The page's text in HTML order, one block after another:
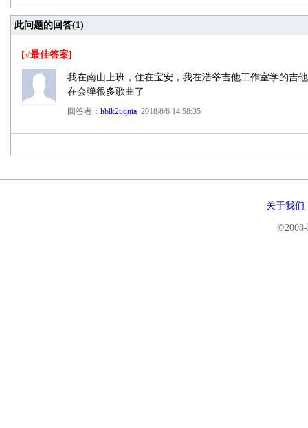
此问题的回答(1)
[√最佳答案]
我在南山上班，住在宝安，我在浩爷吉他工作室学的吉
在会弹很多歌曲了
回答者： hblk2uqnta 2018/8/6 14:58:35
关于我们